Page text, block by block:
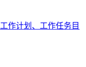
工作计划、工作任务目